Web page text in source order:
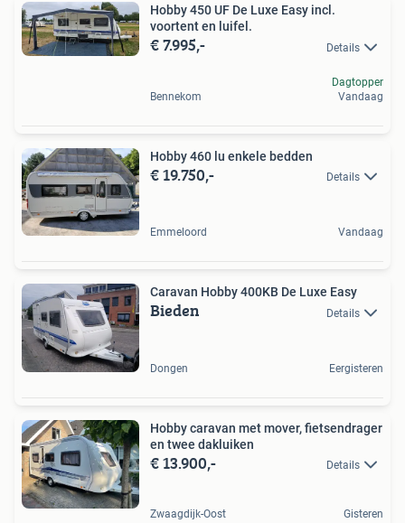
Hobby 450 UF De Luxe Easy incl.
voortent en luifel.
€ 7.995,- Details
Bennekom
Dagtopper
Vandaag
Hobby 460 lu enkele bedden
€ 19.750,- Details
Emmeloord Vandaag
Caravan Hobby 400KB De Luxe Easy
Bieden Details
Dongen Eergisteren
Hobby caravan met mover, fietsendrager
en twee dakluiken
€ 13.900,- Details
Zwaagdijk-Oost Gisteren